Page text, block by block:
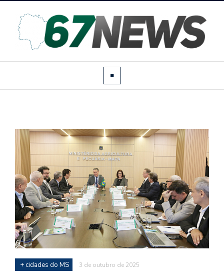
+ cidades do MS 3 de outubro de 2025